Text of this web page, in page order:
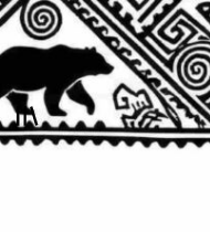
Перейти
содержимому